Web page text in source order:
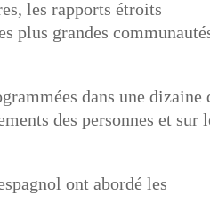
les rapports étroits
plus grandes
dans une dizaine
des personnes et sur
ont abordé les